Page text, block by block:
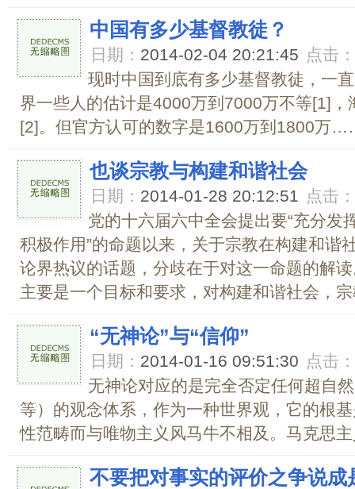
中国有多少基督教徒？
日期： 2014-02-04 20:21:45 点击：
现时中国到底有多少基督教徒，一
界一些人的估计是4000万到7000万不等[1]
[2]。但官方认可的数字是1600万到1800万
也谈宗教与构建和谐社会
日期： 2014-01-28 20:12:51 点击：
党的十六届六中全会提出要“充分发
积极作用”的命题以来，关于宗教在构建和谐
论界热议的话题，分歧在于对这一命题的解
主要是一个目标和要求，对构建和谐社会，
“无神论”与“信仰”
日期： 2014-01-16 09:51:30 点击：
无神论对应的是完全否定任何超自
等）的观念体系，作为一种世界观，它的根
性范畴而与唯物主义风马牛不相及。马克思
不要把对事实的评价之争说